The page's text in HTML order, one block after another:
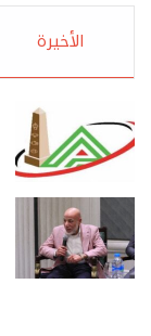
الأخيرة